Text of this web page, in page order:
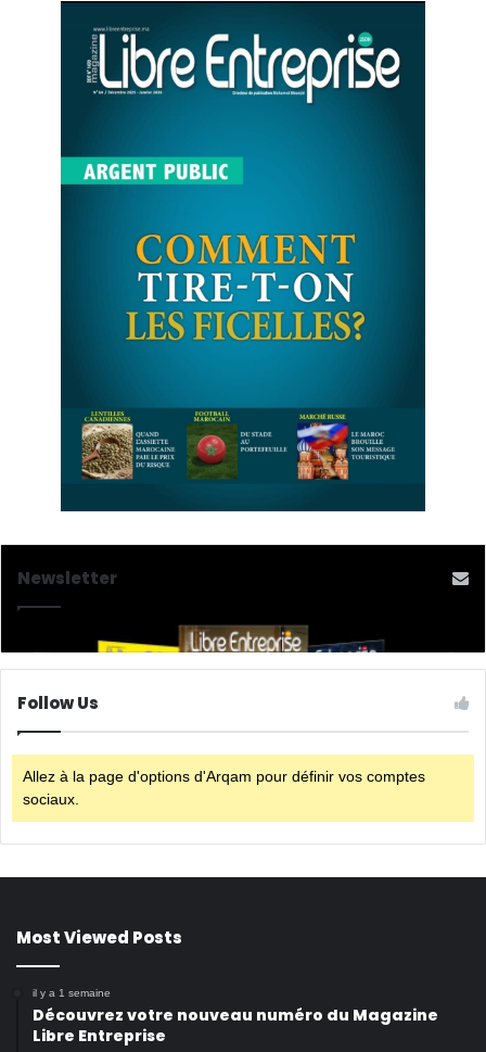
Newsletter
Follow Us
Allez à la page d'options d'Arqam pour définir vos comptes
sociaux.
Most Viewed Posts
il y a 1 semaine
Découvrez votre nouveau numéro du Magazine
Libre Entreprise